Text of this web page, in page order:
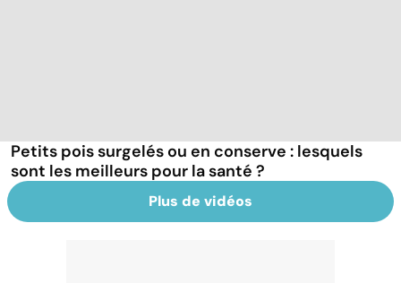
Petits pois surgelés ou en conserve : lesquels
sont les meilleurs pour la santé ?
Plus de vidéos